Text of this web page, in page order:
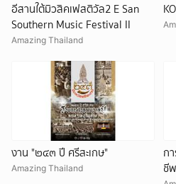
อีสานใต้มิวสิคเฟสติวัล2 E San
Southern Music Festival II
Amazing Thailand
งาน "๒๔๓ ปี ศรีสะเกษ"
Amazing Thailand
ก
ชี